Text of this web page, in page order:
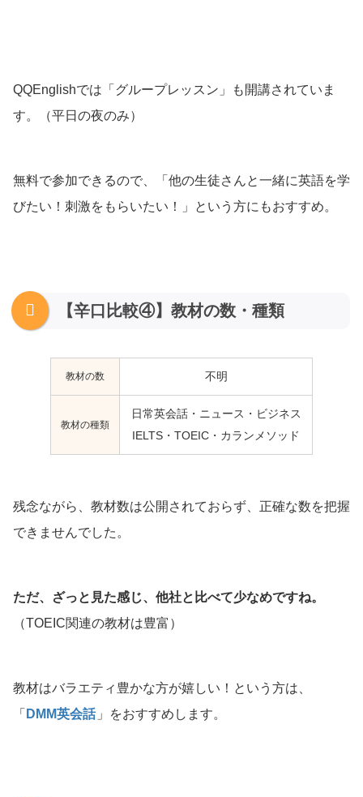
QQEnglishでは「グループレッスン」も開講されていま
す。（平日の夜のみ）
無料で参加できるので、「他の生徒さんと一緒に英語を学
びたい！刺激をもらいたい！」という方にもおすすめ。
【辛口比較④】教材の数・種類
教材の数 不明
教材の種類
日常英会話・ニュース・ビジネス
IELTS・TOEIC・カランメソッド
残念ながら、教材数は公開されておらず、正確な数を把握
できませんでした。
ただ、ざっと見た感じ、他社と比べて少なめですね。
（TOEIC関連の教材は豊富）
教材はバラエティ豊かな方が嬉しい！という方は、
「 DMM英会話 」をおすすめします。